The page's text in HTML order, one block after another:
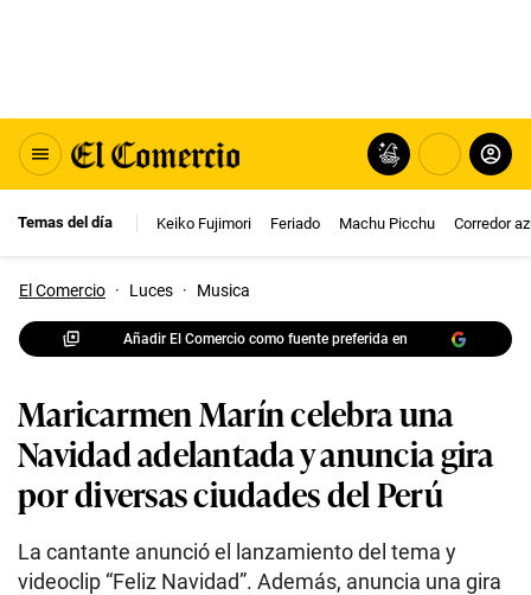
Temas del día Keiko Fujimori Feriado Machu Picchu Corredor
El Comercio · Luces · Musica
Añadir El Comercio como fuente preferida en
Maricarmen Marín celebra una
Navidad adelantada y anuncia gira
por diversas ciudades del Perú
La cantante anunció el lanzamiento del tema y
videoclip “Feliz Navidad”. Además, anuncia una gira